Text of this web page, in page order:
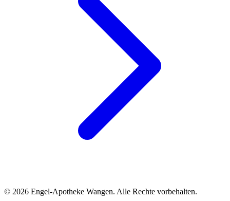
© 2026 Engel-Apotheke Wangen. Alle Rechte vorbehalten.